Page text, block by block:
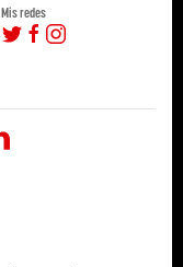
Mis redes